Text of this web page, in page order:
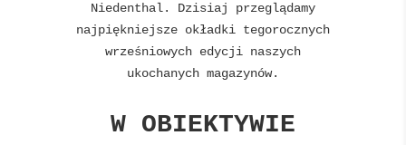
Niedenthal. Dzisiaj przeglądamy
najpiękniejsze okładki tegorocznych
wrześniowych edycji naszych
ukochanych magazynów.
W OBIEKTYWIE